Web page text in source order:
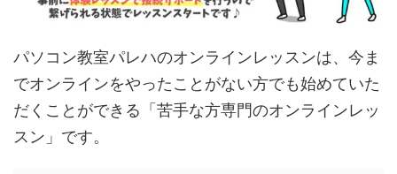
パソコン教室パレハのオンラインレッスンは、今ま
でオンラインをやったことがない方でも始めていた
だくことができる「苦手な方専門のオンラインレッ
スン」です。